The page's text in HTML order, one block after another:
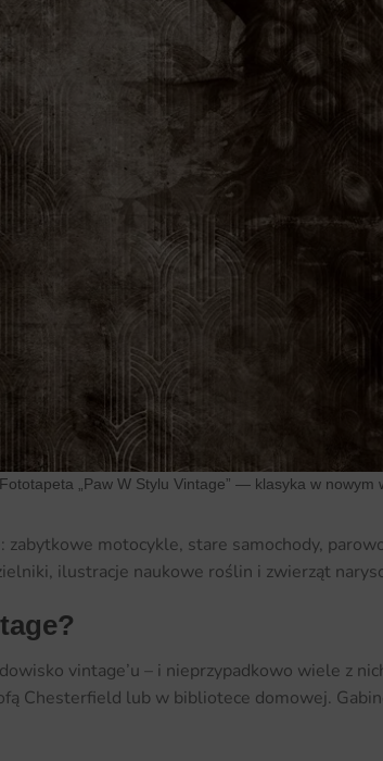
Fototapeta „Paw W Stylu Vintage” — klasyka w nowym
motocykle, stare samochody,
ilustracje naukowe roślin i zwierząt
vintage’u – i nieprzypadkowo wiele z
Chesterfield lub w bibliotece domowej.